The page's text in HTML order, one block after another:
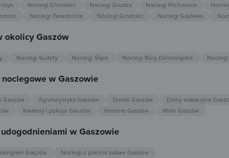
Noclegi Chmieleń Noclegi Grudza Noclegi Pilchowice
Noclegi Twardocice Noclegi Grodziec Noclegi Gajówka
okolicy Gaszów
Noclegi Sudety Noclegi Śląsk Noclegi Bory Dolnośląskie
w Gaszowie
Gaszów Agroturystyka Gaszów Domki Gaszów Domy wakacyjne
Kwatery i pokoje Gaszów Hostele Gaszów Wille Gaszów
w Gaszowie
Gaszów Noclegi z placem zabaw Gaszów